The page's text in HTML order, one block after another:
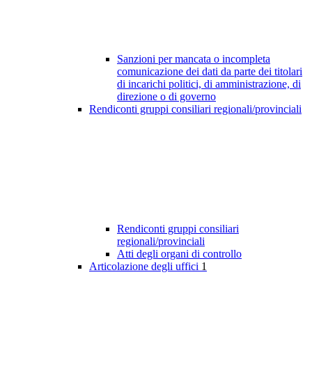
Sanzioni per mancata o incompleta
comunicazione dei dati da parte dei titolari
di incarichi politici, di amministrazione, di
direzione o di governo
Rendiconti gruppi consiliari regionali/provinciali
Rendiconti gruppi consiliari
regionali/provinciali
Atti degli organi di controllo
Articolazione degli uffici 1